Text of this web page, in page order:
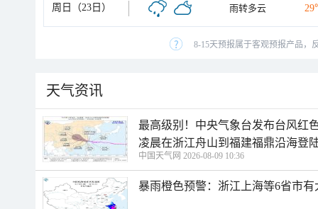
周日（23日） 雨转多云
8-15天预报属于客观预报产品，
天气资讯
最高级别！中央气象台发布台风红
凌晨在浙江舟山到福建福鼎沿海登
中国天气网 2026-08-09 10:36
暴雨橙色预警：浙江上海等6省市